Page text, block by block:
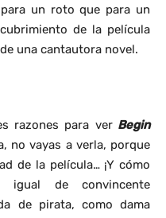
un roto que para un
de la película
una cantautora novel.
razones para verBegin
no vayas a verla, porque
de la película… ¡Y cómo
de convincente
de pirata, como dama